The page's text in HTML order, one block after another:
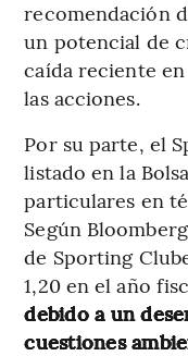
recomendación
un potencial de
caída reciente
las acciones.
Por su parte, el
listado en la
particulares en
Según
de Sporting
1,20 en el año
debido a un
cuestiones